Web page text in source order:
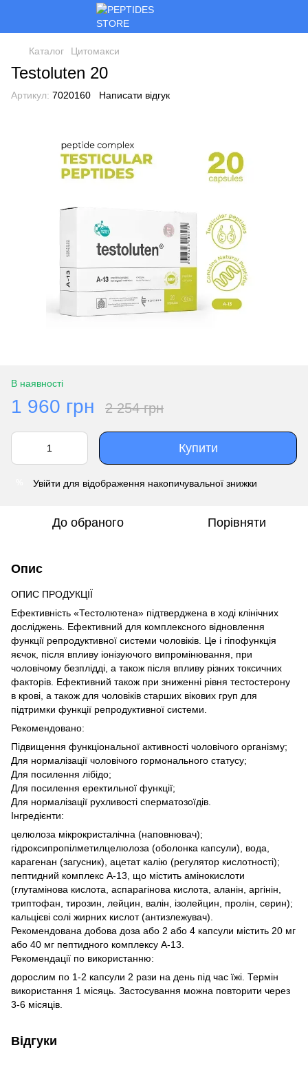
Каталог Цитомакси
Testoluten 20
Артикул: 7020160 Написати відгук
В наявності
1 960 грн 2 254 грн
Купити
Увійти для відображення накопичувальної знижки
До обраного Порівняти
Опис
ОПИС ПРОДУКЦІЇ
Ефективність «Тестолютена» підтверджена в ході клінічних
досліджень. Ефективний для комплексного відновлення
функції репродуктивної системи чоловіків. Це і гіпофункція
яєчок, після впливу іонізуючого випромінювання, при
чоловічому безплідді, а також після впливу різних токсичних
факторів. Ефективний також при зниженні рівня тестостерону
в крові, а також для чоловіків старших вікових груп для
підтримки функції репродуктивної системи.
Рекомендовано:
Підвищення функціональної активності чоловічого організму;
Для нормалізації чоловічого гормонального статусу;
Для посилення лібідо;
Для посилення еректильної функції;
Для нормалізації рухливості сперматозоїдів.
Інгредієнти:
целюлоза мікрокристалічна (наповнювач);
гідроксипропілметилцелюлоза (оболонка капсули), вода,
карагенан (загусник), ацетат калію (регулятор кислотності);
пептидний комплекс А-13, що містить амінокислоти
(глутамінова кислота, аспарагінова кислота, аланін, аргінін,
триптофан, тирозин, лейцин, валін, ізолейцин, пролін, серин);
кальцієві солі жирних кислот (антизлежувач).
Рекомендована добова доза або 2 або 4 капсули містить 20 мг
або 40 мг пептидного комплексу А-13.
Рекомендації по використанню:
дорослим по 1-2 капсули 2 рази на день під час їжі. Термін
використання 1 місяць. Застосування можна повторити через
3-6 місяців.
Відгуки